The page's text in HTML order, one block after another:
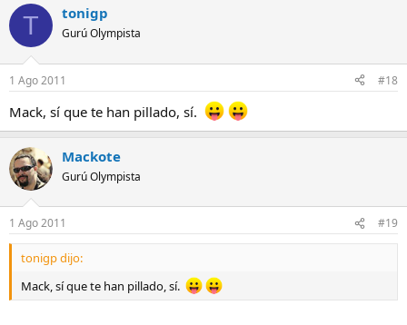
T tonigp
Gurú Olympista
1 Ago 2011 #18
Mack, sí que te han pillado, sí.
Mackote
Gurú Olympista
1 Ago 2011 #19
tonigp dijo:
Mack, sí que te han pillado, sí.